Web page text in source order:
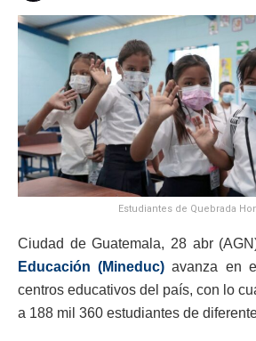
Estudiantes de Quebrada
Ciudad de Guatemala, 28 abr
Educación (Mineduc) avanza en
centros educativos del país, con lo
a 188 mil 360 estudiantes de